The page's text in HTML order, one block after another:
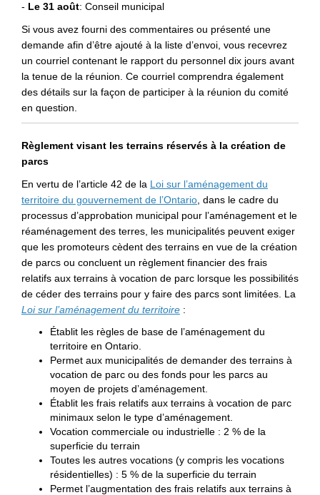
- Le 31 août: Conseil municipal
Si vous avez fourni des commentaires ou présenté une
demande afin d’être ajouté à la liste d’envoi, vous recevrez
un courriel contenant le rapport du personnel dix jours avant
la tenue de la réunion. Ce courriel comprendra également
des détails sur la façon de participer à la réunion du comité
en question.
Règlement visant les terrains réservés à la création de
parcs
En vertu de l’article 42 de la Loi sur l’aménagement du
territoire du gouvernement de l’Ontario(Liens externes)
, dans le cadre du
processus d’approbation municipal pour l’aménagement et le
réaménagement des terres, les municipalités peuvent exiger
que les promoteurs cèdent des terrains en vue de la création
de parcs ou concluent un règlement financier des frais
relatifs aux terrains à vocation de parc lorsque les possibilités
de céder des terrains pour y faire des parcs sont limitées. La
Loi sur l’aménagement du territoire(Liens externes)
:
Établit les règles de base de l’aménagement du
territoire en Ontario.
Permet aux municipalités de demander des terrains à
vocation de parc ou des fonds pour les parcs au
moyen de projets d’aménagement.
Établit les frais relatifs aux terrains à vocation de parc
minimaux selon le type d’aménagement.
Vocation commerciale ou industrielle : 2 % de la
superficie du terrain
Toutes les autres vocations (y compris les vocations
résidentielles) : 5 % de la superficie du terrain
Permet l’augmentation des frais relatifs aux terrains à